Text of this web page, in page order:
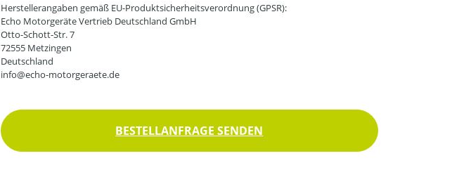
Herstellerangaben gemäß EU-Produktsicherheitsverordnung (GPSR):
Echo Motorgeräte Vertrieb Deutschland GmbH
Otto-Schott-Str. 7
72555 Metzingen
Deutschland
info@echo-motorgeraete.de
BESTELLANFRAGE SENDEN